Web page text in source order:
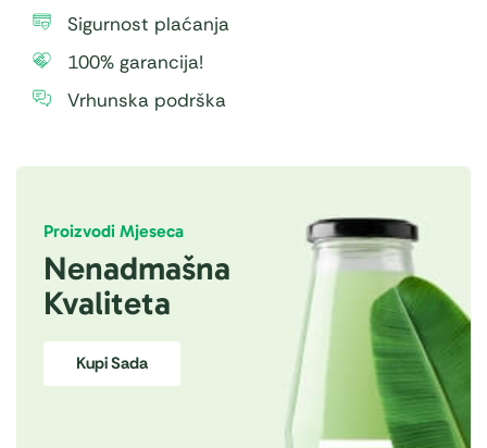
Sigurnost plaćanja
100% garancija!
Vrhunska podrška
Proizvodi Mjeseca
Nenadmašna
Kvaliteta
Kupi Sada